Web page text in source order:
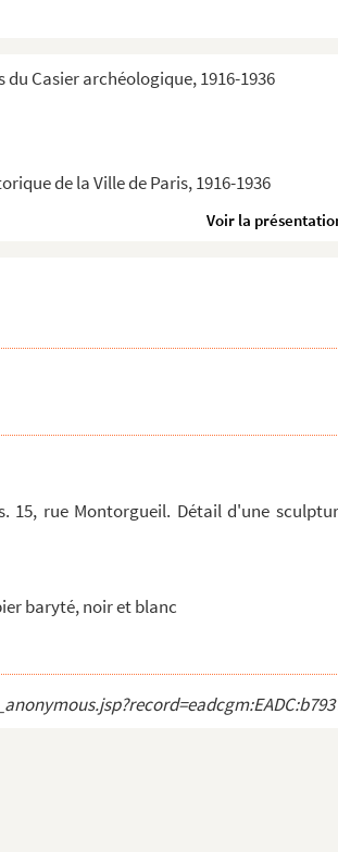
Casier archéologique, 1916-1936
de la Ville de Paris, 1916-1936
15, rue Montorgueil. Détail d'une
baryté, noir et blanc